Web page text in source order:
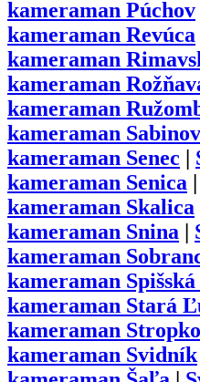
kameraman Púchov
kameraman Revúca
kameraman
kameraman
kameraman
kameraman Sabinov
kameraman Senec
kameraman Senica
kameraman Skalica
kameraman Snina
kameraman
kameraman
kameraman Stará
kameraman
kameraman Svidník|